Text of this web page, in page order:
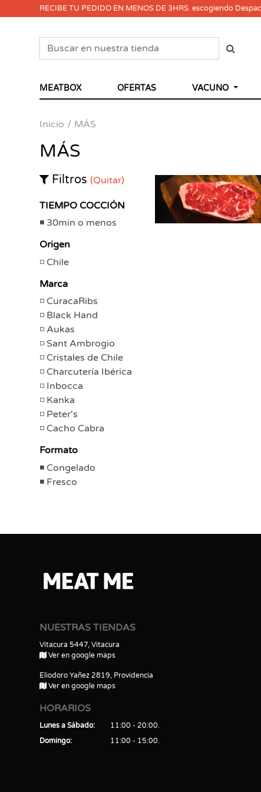
RECIBE TU PEDIDO EN MENOS DE 3HRS. escogiendo
MEATBOX OFERTAS VACUNO
Inicio MÁS
MÁS
Filtros (Quitar)
TIEMPO COCCIÓN
30min o menos
Origen
Chile
Marca
CuracaRibs
Black Hand
Aukas
Sant Ambrogio
Cristales de Chile
Charcutería Ibérica
Inbocca
Kanka
Peter's
Cacho Cabra
Formato
Congelado
Fresco
NUESTRAS TIENDAS
Vitacura 5447, Vitacura
Ver en google maps
Eliodoro Yañez 2819, Providencia
Ver en google maps
HORARIOS
Lunes a Sábado
11:00 - 20:00
Domingo
11:00 - 15:00